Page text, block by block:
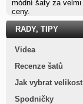
módní šaty za velmi
ceny.
RADY, TIPY
Videa
Recenze šatů
Jak vybrat velikost
Spodničky